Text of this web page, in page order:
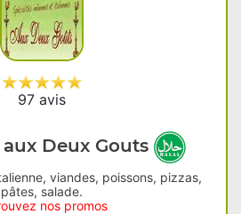
97 avis
Deux Gouts
viandes, poissons, pizzas,
pâtes, salade.
nos promos